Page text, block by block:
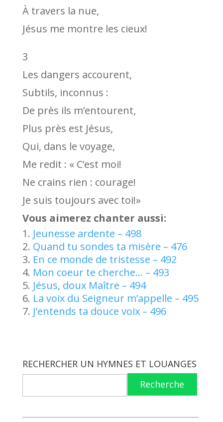
À travers la nue,
Jésus me montre les cieux!
3
Les dangers accourent,
Subtils, inconnus :
De près ils m’entourent,
Plus près est Jésus,
Qui, dans le voyage,
Me redit : « C’est moi!
Ne crains rien : courage!
Je suis toujours avec toi!»
Vous aimerez chanter aussi:
Jeunesse ardente – 498
Quand tu sondes ta misère – 476
En ce monde de tristesse – 492
Mon coeur te cherche… – 493
Jésus, doux Maître – 494
La voix du Seigneur m’appelle – 495
J’entends ta douce voix – 496
RECHERCHER UN HYMNES ET LOUANGES
Recherche